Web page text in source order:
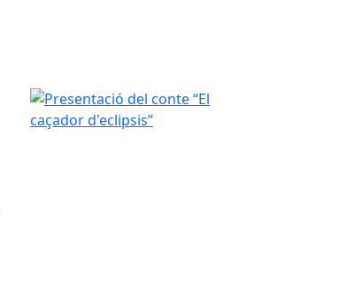
Presentació del conte “El caçador d'eclipsis”